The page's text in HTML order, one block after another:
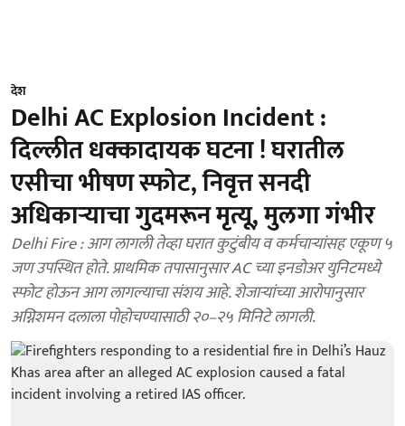
देश
Delhi AC Explosion Incident :
दिल्लीत धक्कादायक घटना ! घरातील
एसीचा भीषण स्फोट, निवृत्त सनदी
अधिकाऱ्याचा गुदमरून मृत्यू, मुलगा गंभीर
Delhi Fire : आग लागली तेव्हा घरात कुटुंबीय व कर्मचाऱ्यांसह एकूण ५
जण उपस्थित होते. प्राथमिक तपासानुसार AC च्या इनडोअर युनिटमध्ये
स्फोट होऊन आग लागल्याचा संशय आहे. शेजाऱ्यांच्या आरोपानुसार
अग्निशमन दलाला पोहोचण्यासाठी २०–२५ मिनिटे लागली.